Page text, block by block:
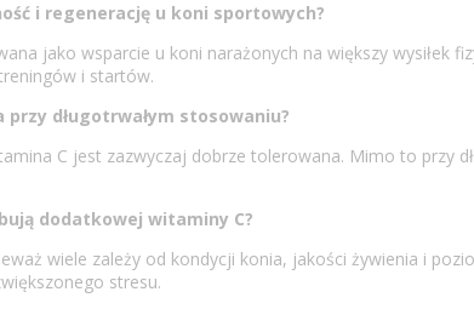
i regenerację u koni sportowych?
jako wsparcie u koni narażonych na większy wysiłek
i startów.
długotrwałym stosowaniu?
C jest zazwyczaj dobrze tolerowana. Mimo to
dodatkowej witaminy C?
wiele zależy od kondycji konia, jakości żywienia i
stresu.